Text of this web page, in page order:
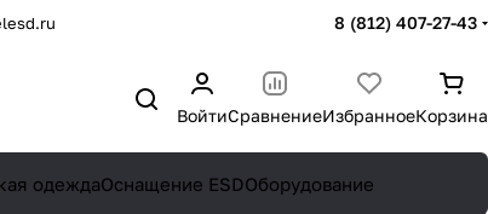
8 (812) 407-27-43
ВойтиСравнениеИзбранноеКорзина
одеждаОснащение ESDОборудование